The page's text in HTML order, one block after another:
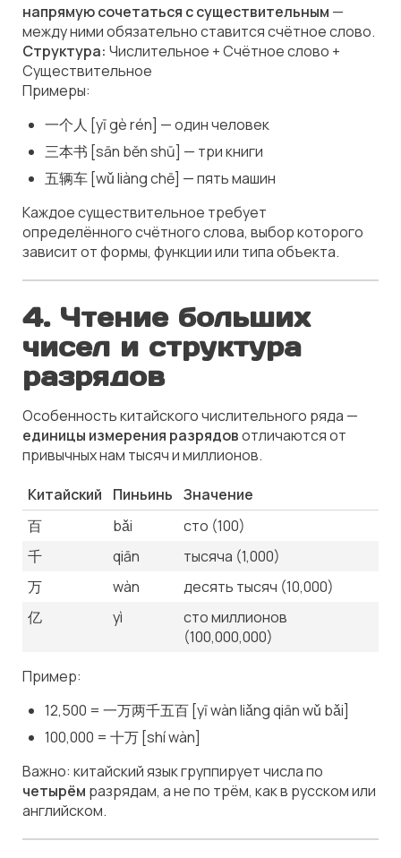
напрямую сочетаться с существительным —
между ними обязательно ставится счётное слово.
Структура: Числительное + Счётное слово +
Существительное
Примеры:
一个人 [yī gè rén] — один человек
三本书 [sān běn shū] — три книги
五辆车 [wǔ liàng chē] — пять машин
Каждое существительное требует
определённого счётного слова, выбор которого
зависит от формы, функции или типа объекта.
4. Чтение больших
чисел и структура
разрядов
Особенность китайского числительного ряда —
единицы измерения разрядовотличаются от
привычных нам тысяч и миллионов.
Китайский
Пиньинь Значение
百
bǎi
сто (100)
千
qiān
тысяча (1,000)
万
wàn
десять тысяч (10,000)
亿
yì
сто миллионов
(100,000,000)
Пример:
12,500 = 一万两千五百 [yī wàn liǎng qiān wǔ bǎi]
100,000 = 十万 [shí wàn]
Важно: китайский язык группирует числа по
четырём разрядам, а не по трём, как в русском или
английском.